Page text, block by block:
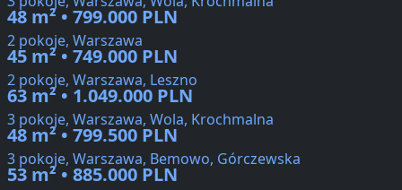
48 m² • 799.000 PLN
2 pokoje, Warszawa
45 m² • 749.000 PLN
2 pokoje, Warszawa, Leszno
63 m² • 1.049.000 PLN
3 pokoje, Warszawa, Wola, Krochmalna
48 m² • 799.500 PLN
3 pokoje, Warszawa, Bemowo, Górczewska
53 m² • 885.000 PLN